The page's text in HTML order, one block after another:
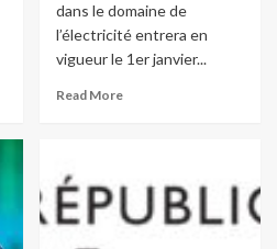
dans le domaine de
l’électricité entrera en
vigueur le 1er janvier...
Read More